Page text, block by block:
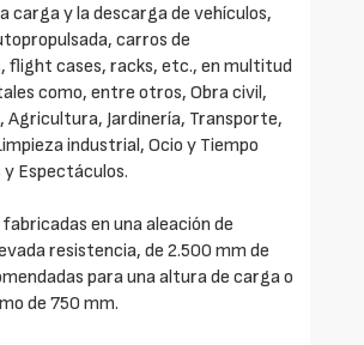
carga y la descarga de vehículos,
carros de
flight cases, racks, etc., en multitud
como, entre otros, Obra civil,
Agricultura, Jardinería, Transporte,
industrial, Ocio y Tiempo
Espectáculos.
en una aleación de
resistencia, de 2.500 mm de
para una altura de carga o
de 750 mm.